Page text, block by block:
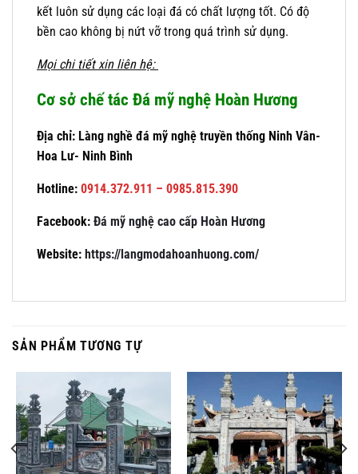
kết luôn sử dụng các loại đá có chất lượng tốt. Có độ
bền cao không bị nứt vỡ trong quá trình sử dụng.
Mọi chi tiết xin liên hệ:
Cơ sở chế tác Đá mỹ nghệ Hoàn Hương
Địa chỉ: Làng nghề đá mỹ nghệ truyền thống Ninh Vân-
Hoa Lư- Ninh Bình
Hotline: 0914.372.911 – 0985.815.390
Facebook: Đá mỹ nghệ cao cấp Hoàn Hương
Website: https://langmodahoanhuong.com/
SẢN PHẨM TƯƠNG TỰ